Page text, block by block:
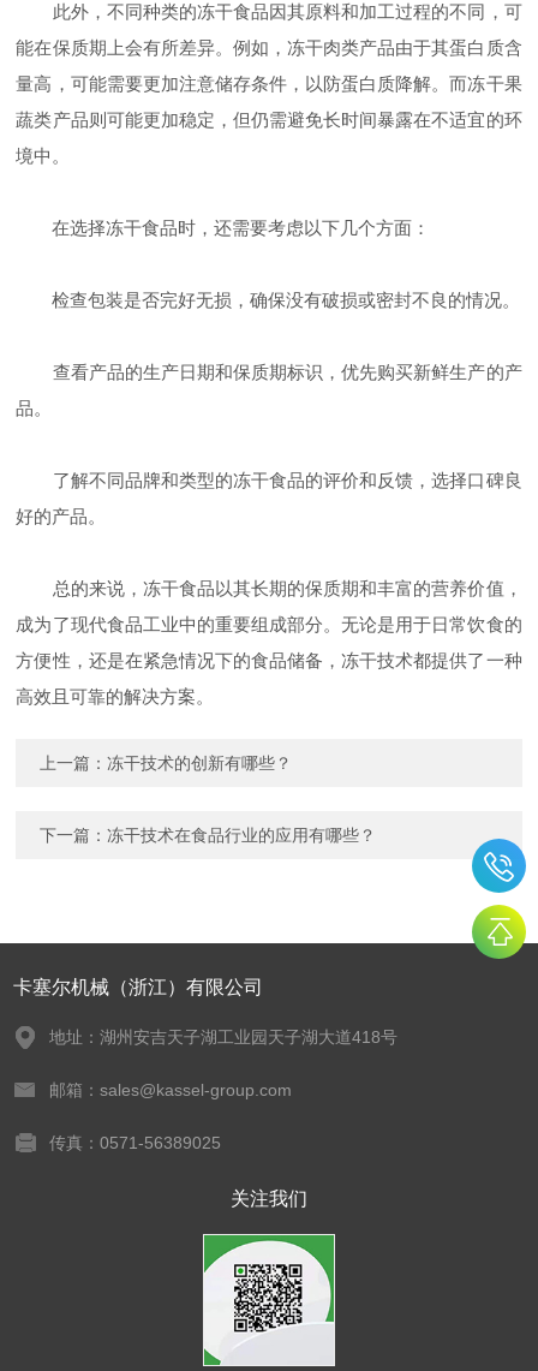
此外，不同种类的冻干食品因其原料和加工过程的不同，可
能在保质期上会有所差异。例如，冻干肉类产品由于其蛋白质含
量高，可能需要更加注意储存条件，以防蛋白质降解。而冻干果
蔬类产品则可能更加稳定，但仍需避免长时间暴露在不适宜的环
境中。
在选择冻干食品时，还需要考虑以下几个方面：
检查包装是否完好无损，确保没有破损或密封不良的情况。
查看产品的生产日期和保质期标识，优先购买新鲜生产的产
品。
了解不同品牌和类型的冻干食品的评价和反馈，选择口碑良
好的产品。
总的来说，冻干食品以其长期的保质期和丰富的营养价值，
成为了现代食品工业中的重要组成部分。无论是用于日常饮食的
方便性，还是在紧急情况下的食品储备，冻干技术都提供了一种
高效且可靠的解决方案。
上一篇：冻干技术的创新有哪些？
下一篇：冻干技术在食品行业的应用有哪些？
卡塞尔机械（浙江）有限公司
地址：湖州安吉天子湖工业园天子湖大道418号
邮箱：sales@kassel-group.com
传真：0571-56389025
关注我们